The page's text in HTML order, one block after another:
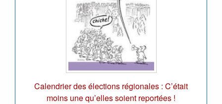
Calendrier des élections régionales : C’était
moins une qu’elles soient reportées !